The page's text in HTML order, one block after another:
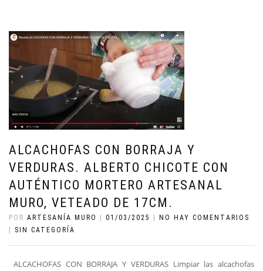
ALCACHOFAS CON BORRAJA Y
VERDURAS. ALBERTO CHICOTE CON
AUTÉNTICO MORTERO ARTESANAL
MURO, VETEADO DE 17CM.
POR ARTESANÍA MURO 01/03/2025
NO HAY COMENTARIOS
SIN CATEGORÍA
ALCACHOFAS CON BORRAJA Y VERDURAS Limpiar las alcachofas